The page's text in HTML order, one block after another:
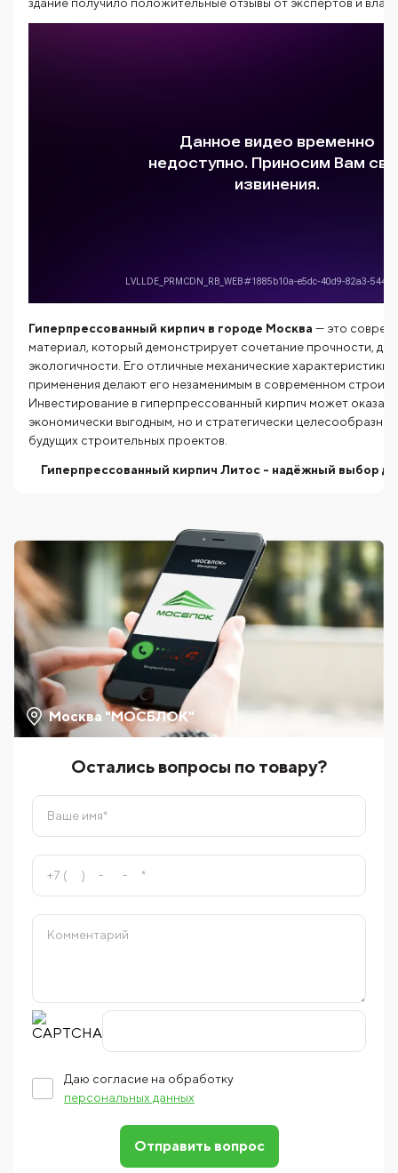
Гиперпрессованный кирпич в городе Москва — это
материал, который демонстрирует сочетание прочности,
экологичности. Его отличные механические характеристики
применения делают его незаменимым в современном
Инвестирование в гиперпрессованный кирпич может
экономически выгодным, но и стратегически
будущих строительных проектов.
Гиперпрессованный кирпич Литос - надёжный выбор
Москва "МОСБЛОК"
Остались вопросы по товару?
Даю согласие на обработку
персональных данных
Отправить вопрос